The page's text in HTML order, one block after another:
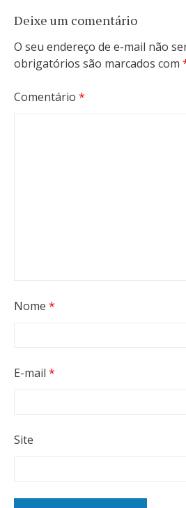
Deixe um comentário
O seu endereço de e-mail não
obrigatórios são marcados com
Comentário *
Nome *
E-mail *
Site